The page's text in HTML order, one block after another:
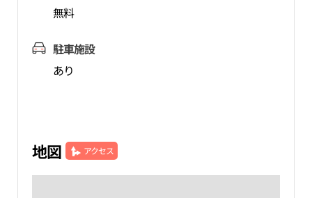
無料
駐車施設
あり
地図 アクセス